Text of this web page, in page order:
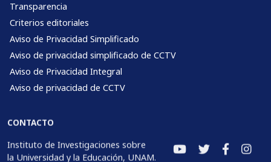
Transparencia
Criterios editoriales
Aviso de Privacidad Simplificado
Aviso de privacidad simplificado de CCTV
Aviso de Privacidad Integral
Aviso de privacidad de CCTV
CONTACTO
Instituto de Investigaciones sobre
la Universidad y la Educación, UNAM.